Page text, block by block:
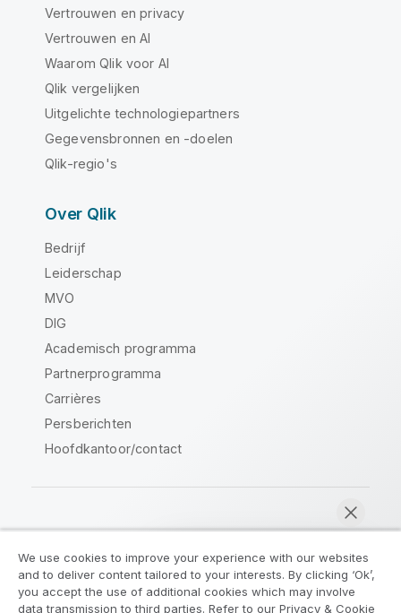
Vertrouwen en privacy
Vertrouwen en AI
Waarom Qlik voor AI
Qlik vergelijken
Uitgelichte technologiepartners
Gegevensbronnen en -doelen
Qlik-regio's
Over Qlik
Bedrijf
Leiderschap
MVO
DIG
Academisch programma
Partnerprogramma
Carrières
Persberichten
Hoofdkantoor/contact
Juridische overeenkomsten
We use cookies to improve your experience with our websites
and to deliver content tailored to your interests. By clicking ‘Ok’,
you accept the use of additional cookies which may involve
data transmission to third parties. Refer to our Privacy & Cookie